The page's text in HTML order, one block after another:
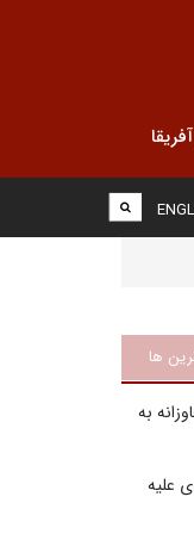
ها
به
علیه